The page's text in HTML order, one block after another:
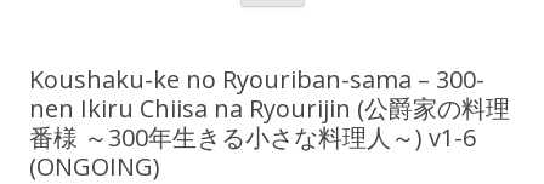
content
Koushaku-ke no Ryouriban-sama – 300-
nen Ikiru Chiisa na Ryourijin (公爵家の料理
番様 ～300年生きる小さな料理人～) v1-6
(ONGOING)